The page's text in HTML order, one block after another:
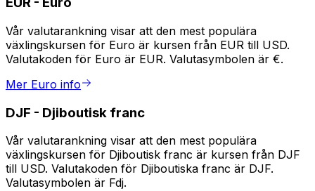
Vår valutarankning visar att den mest populära
växlingskursen för Euro är kursen från EUR till USD.
Valutakoden för Euro är EUR. Valutasymbolen är €.
Mer Euro info
DJF - Djiboutisk franc
Vår valutarankning visar att den mest populära
växlingskursen för Djiboutisk franc är kursen från DJF
till USD. Valutakoden för Djiboutiska franc är DJF.
Valutasymbolen är Fdj.